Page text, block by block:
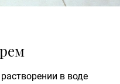
в воде